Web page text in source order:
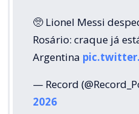
🥺 Lionel Messi
Rosário: craque já
Argentina
— Record
2026